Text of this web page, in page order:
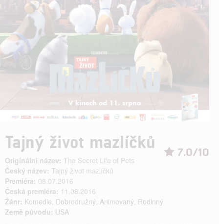
7.0/10
Tajný život mazlíčků
Originální název: The Secret Life of Pets
Český název: Tajný život mazlíčků
Premiéra: 08.07.2016
Česká premiéra: 11.08.2016
Žánr: Komedie, Dobrodružný, Animovaný, Rodinný
Země původu: USA